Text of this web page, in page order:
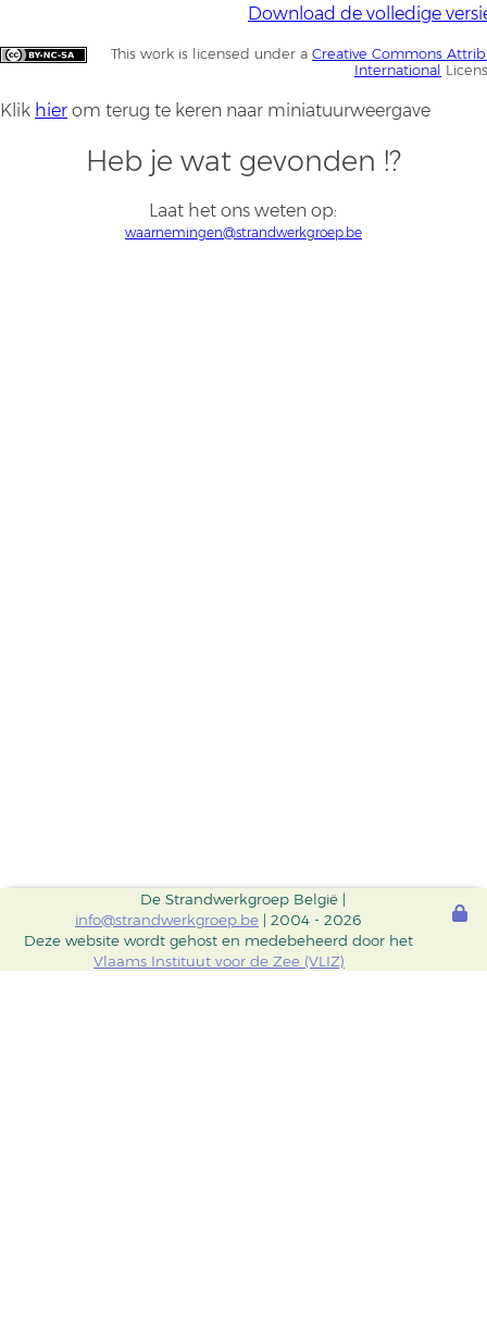
Download de volledige
This work is licensed under a Creative Commons
International
Klik hier om terug te keren naar miniatuurweergave
Heb je wat gevonden !?
Laat het ons weten op:
waarnemingen@strandwerkgroep.be
De Strandwerkgroep België |
info@strandwerkgroep.be | 2004 - 2026
Deze website wordt gehost en medebeheerd door het
Vlaams Instituut voor de Zee (VLIZ)